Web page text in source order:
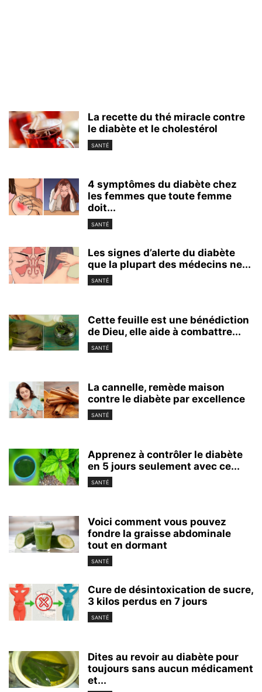
La recette du thé miracle contre
le diabète et le cholestérol
SANTÉ
4 symptômes du diabète chez
les femmes que toute femme
doit...
SANTÉ
Les signes d’alerte du diabète
que la plupart des médecins ne...
SANTÉ
Cette feuille est une bénédiction
de Dieu, elle aide à combattre...
SANTÉ
La cannelle, remède maison
contre le diabète par excellence
SANTÉ
Apprenez à contrôler le diabète
en 5 jours seulement avec ce...
SANTÉ
Voici comment vous pouvez
fondre la graisse abdominale
tout en dormant
SANTÉ
Cure de désintoxication de sucre,
3 kilos perdus en 7 jours
SANTÉ
Dites au revoir au diabète pour
toujours sans aucun médicament
et...